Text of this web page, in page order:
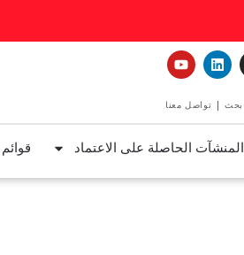
بحث تواصل معنا
المنشآت الحاصلة على الاعتماد